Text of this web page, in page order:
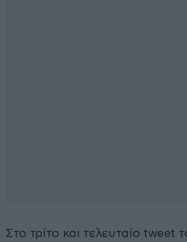
Στο τρίτο και τελευταίο tweet